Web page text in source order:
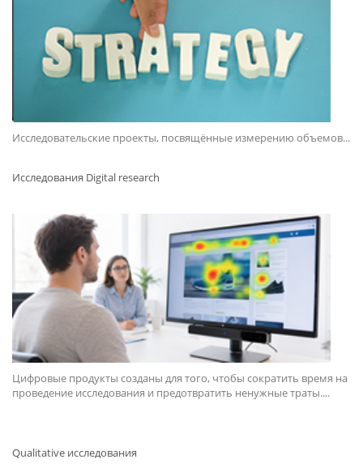
Исследовательские проекты, посвящённые измерению объемов...
Исследования Digital research
Цифровые продукты созданы для того, чтобы сократить время на
проведение исследования и предотвратить ненужные траты....
Qualitative исследования